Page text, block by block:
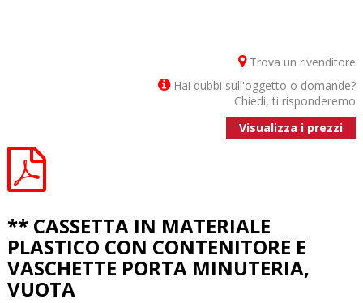
Trova un rivenditore
Hai dubbi sull'oggetto o domande?
Chiedi, ti risponderemo
Visualizza i prezzi
** CASSETTA IN MATERIALE
PLASTICO CON CONTENITORE E
VASCHETTE PORTA MINUTERIA,
VUOTA